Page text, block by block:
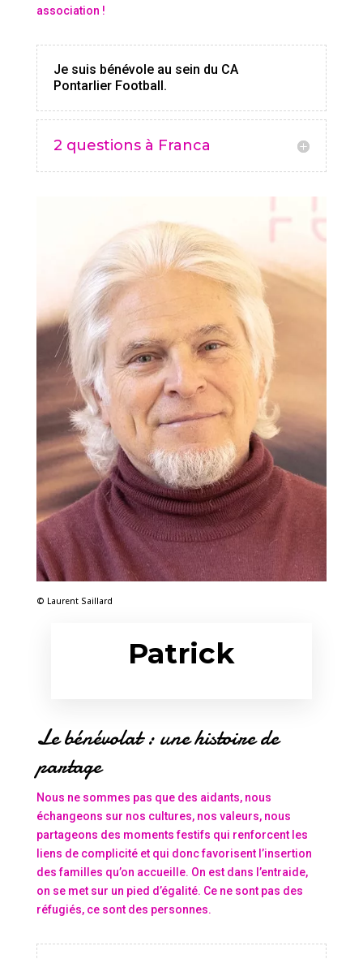
association !
Je suis bénévole au sein du CA
Pontarlier Football.
2 questions à Franca
© Laurent Saillard
Patrick
Le bénévolat : une histoire de
partage
Nous ne sommes pas que des aidants, nous
échangeons sur nos cultures, nos valeurs, nous
partageons des moments festifs qui renforcent les
liens de complicité et qui donc favorisent l’insertion
des familles qu’on accueille. On est dans l’entraide,
on se met sur un pied d’égalité. Ce ne sont pas des
réfugiés, ce sont des personnes.